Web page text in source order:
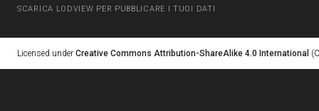
SCARICA LODVIEW PER PUBBLICARE I TUOI DATI
Licensed under Creative Commons Attribution-ShareAlike 4.0 International